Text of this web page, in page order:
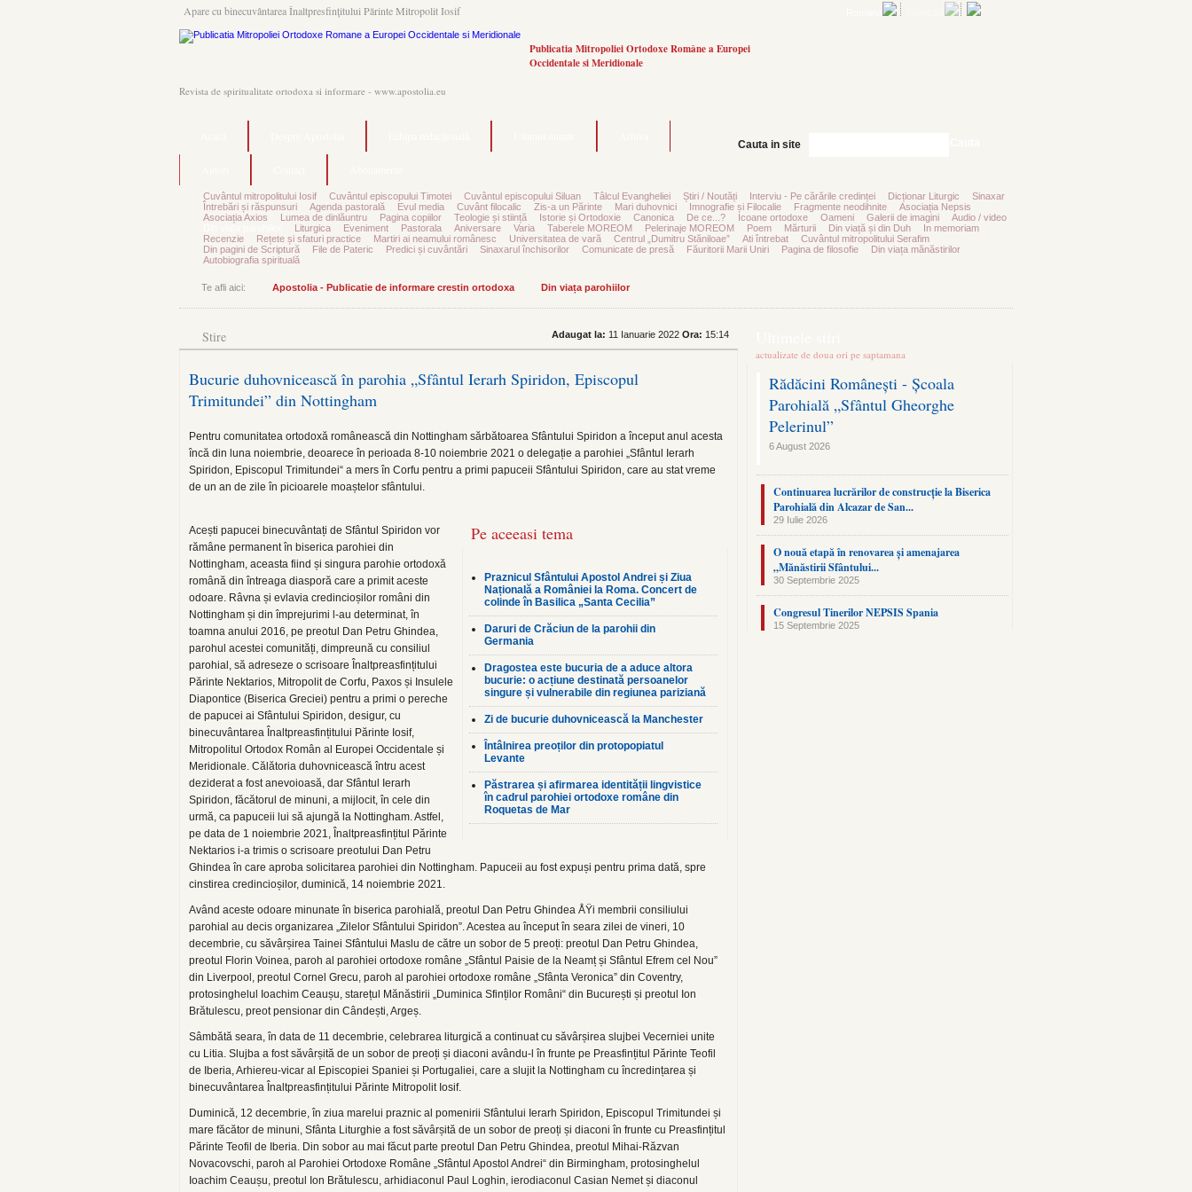
Apare cu binecuvântarea Înaltpresfinţitului Părinte Mitropolit Iosif
Publicatia Mitropoliei Ortodoxe Române a Europei
Occidentale si Meridionale
Revista de spiritualitate ortodoxa si informare - www.apostolia.eu
Cauta in site
Cuvântul mitropolitului Iosif Cuvântul episcopului Timotei Cuvântul episcopului Siluan Tâlcul Evangheliei Știri / Noutăți Interviu - Pe cărările credinței Dicționar Liturgic
Sinaxar
Întrebări și răspunsuri
Agenda pastorală Evul media Cuvânt filocalic Zis-a un Părinte Mari duhovnici Imnografie și Filocalie Fragmente neodihnite
Asociația Nepsis
Asociația Axios
Lumea de dinlăuntru Pagina copiilor Teologie și stiință Istorie și Ortodoxie Canonica De ce...? Icoane ortodoxe Oameni Galerii de imagini
Audio / video
Liturgica Eveniment Pastorala Aniversare Varia Taberele MOREOM Pelerinaje MOREOM Poem Mărturii Din viață și din Duh
In memoriam
Recenzie
Rețete și sfaturi practice Martiri ai neamului românesc Universitatea de vară Centrul „Dumitru Stăniloae” Ati întrebat
Cuvântul mitropolitului Serafim
Din pagini de Scriptură
File de Pateric Predici și cuvântări Sinaxarul închisorilor Comunicate de presă Făuritorii Marii Uniri Pagina de filosofie
Din viața mănăstirilor
Autobiografia spirituală
Te afli aici: Apostolia - Publicatie de informare crestin ortodoxa Din viața parohiilor
Stire Adaugat la: 11 Ianuarie 2022 Ora: 15:14
Bucurie duhovnicească în parohia „Sfântul Ierarh Spiridon, Episcopul
Trimitundei” din Nottingham
Pentru comunitatea ortodoxă românească din Nottingham sărbătoarea Sfântului Spiridon a început anul acesta
încă din luna noiembrie, deoarece în perioada 8-10 noiembrie 2021 o delegație a parohiei „Sfântul Ierarh
Spiridon, Episcopul Trimitundei“ a mers în Corfu pentru a primi papuceii Sfântului Spiridon, care au stat vreme
de un an de zile în picioarele moaștelor sfântului.
Pe aceeasi tema
Praznicul Sfântului Apostol Andrei și Ziua
Națională a României la Roma. Concert de
colinde în Basilica „Santa Cecilia”
Daruri de Crăciun de la parohii din
Germania
Dragostea este bucuria de a aduce altora
bucurie: o acțiune destinată persoanelor
singure și vulnerabile din regiunea pariziană
Zi de bucurie duhovnicească la Manchester
Întâlnirea preoților din protopopiatul
Levante
Păstrarea și afirmarea identității lingvistice
în cadrul parohiei ortodoxe române din
Roquetas de Mar
Acești papucei binecuvântați de Sfântul Spiridon vor
rămâne permanent în biserica parohiei din
Nottingham, aceasta fiind și singura parohie ortodoxă
română din întreaga diasporă care a primit aceste
odoare. Râvna și evlavia credincioșilor români din
Nottingham și din împrejurimi l-au determinat, în
toamna anului 2016, pe preotul Dan Petru Ghindea,
parohul acestei comunități, dimpreună cu consiliul
parohial, să adreseze o scrisoare Înaltpreasfințitului
Părinte Nektarios, Mitropolit de Corfu, Paxos și Insulele
Diapontice (Biserica Greciei) pentru a primi o pereche
de papucei ai Sfântului Spiridon, desigur, cu
binecuvântarea Înaltpreasfințitului Părinte Iosif,
Mitropolitul Ortodox Român al Europei Occidentale și
Meridionale. Călătoria duhovnicească întru acest
deziderat a fost anevoioasă, dar Sfântul Ierarh
Spiridon, făcătorul de minuni, a mijlocit, în cele din
urmă, ca papuceii lui să ajungă la Nottingham. Astfel,
pe data de 1 noiembrie 2021, Înaltpreasfințitul Părinte
Nektarios i-a trimis o scrisoare preotului Dan Petru
Ghindea în care aproba solicitarea parohiei din Nottingham. Papuceii au fost expuși pentru prima dată, spre
cinstirea credincioșilor, duminică, 14 noiembrie 2021.
Având aceste odoare minunate în biserica parohială, preotul Dan Petru Ghindea ÅŸi membrii consiliului
parohial au decis organizarea „Zilelor Sfântului Spiridon”. Acestea au început în seara zilei de vineri, 10
decembrie, cu săvârșirea Tainei Sfântului Maslu de către un sobor de 5 preoți: preotul Dan Petru Ghindea,
preotul Florin Voinea, paroh al parohiei ortodoxe române „Sfântul Paisie de la Neamț și Sfântul Efrem cel Nou”
din Liverpool, preotul Cornel Grecu, paroh al parohiei ortodoxe române „Sfânta Veronica” din Coventry,
protosinghelul Ioachim Ceaușu, starețul Mănăstirii „Duminica Sfinților Români“ din București și preotul Ion
Brătulescu, preot pensionar din Cândești, Argeș.
Sâmbătă seara, în data de 11 decembrie, celebrarea liturgică a continuat cu săvârșirea slujbei Vecerniei unite
cu Litia. Slujba a fost săvârșită de un sobor de preoți și diaconi avându-l în frunte pe Preasfințitul Părinte Teofil
de Iberia, Arhiereu-vicar al Episcopiei Spaniei și Portugaliei, care a slujit la Nottingham cu încredințarea și
binecuvântarea Înaltpreasfințitului Părinte Mitropolit Iosif.
Duminică, 12 decembrie, în ziua marelui praznic al pomenirii Sfântului Ierarh Spiridon, Episcopul Trimitundei și
mare făcător de minuni, Sfânta Liturghie a fost săvârșită de un sobor de preoți și diaconi în frunte cu Preasfințitul
Părinte Teofil de Iberia. Din sobor au mai făcut parte preotul Dan Petru Ghindea, preotul Mihai-Răzvan
Novacovschi, paroh al Parohiei Ortodoxe Române „Sfântul Apostol Andrei“ din Birmingham, protosinghelul
Ioachim Ceaușu, preotul Ion Brătulescu, arhidiaconul Paul Loghin, ierodiaconul Casian Nemet și diaconul
actualizate de doua ori pe saptamana
Rădăcini Românești - Școala
Parohială „Sfântul Gheorghe
Pelerinul”
6 August 2026
Continuarea lucrărilor de construcție la Biserica
Parohială din Alcazar de San...
29 Iulie 2026
O nouă etapă în renovarea și amenajarea
„Mănăstirii Sfântului...
30 Septembrie 2025
Congresul Tinerilor NEPSIS Spania
15 Septembrie 2025